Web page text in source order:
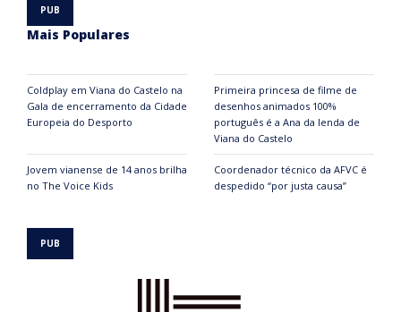
Mais Populares
Coldplay em Viana do Castelo na
Gala de encerramento da Cidade
Europeia do Desporto
Primeira princesa de filme de
desenhos animados 100%
português é a Ana da lenda de
Viana do Castelo
Jovem vianense de 14 anos brilha
no The Voice Kids
Coordenador técnico da AFVC é
despedido “por justa causa”